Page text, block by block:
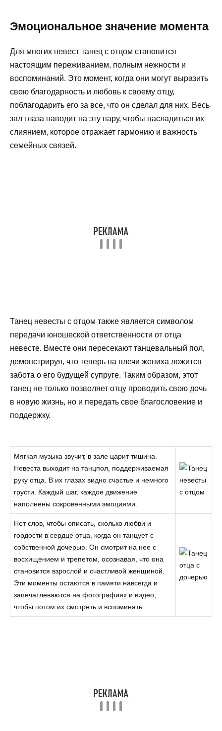
Эмоциональное значение момента
Для многих невест танец с отцом становится
настоящим переживанием, полным нежности и
воспоминаний. Это момент, когда они могут выразить
свою благодарность и любовь к своему отцу,
поблагодарить его за все, что он сделал для них. Весь
зал глаза наводит на эту пару, чтобы насладиться их
слиянием, которое отражает гармонию и важность
семейных связей.
Танец невесты с отцом также является символом
передачи юношеской ответственности от отца
невесте. Вместе они пересекают танцевальный пол,
демонстрируя, что теперь на плечи жениха ложится
забота о его будущей супруге. Таким образом, этот
танец не только позволяет отцу проводить свою дочь
в новую жизнь, но и передать свое благословение и
поддержку.
Мягкая музыка звучит, в зале царит тишина.
Невеста выходит на танцпол, поддерживаемая
руку отца. В их глазах видно счастье и немного
грусти. Каждый шаг, каждое движение
наполнены сокровенными эмоциями.
Нет слов, чтобы описать, сколько любви и
гордости в сердце отца, когда он танцует с
собственной дочерью. Он смотрит на нее с
восхищением и трепетом, осознавая, что она
становится взрослой и счастливой женщиной.
Эти моменты остаются в памяти навсегда и
запечатлеваются на фотографиях и видео,
чтобы потом их смотреть и вспоминать.